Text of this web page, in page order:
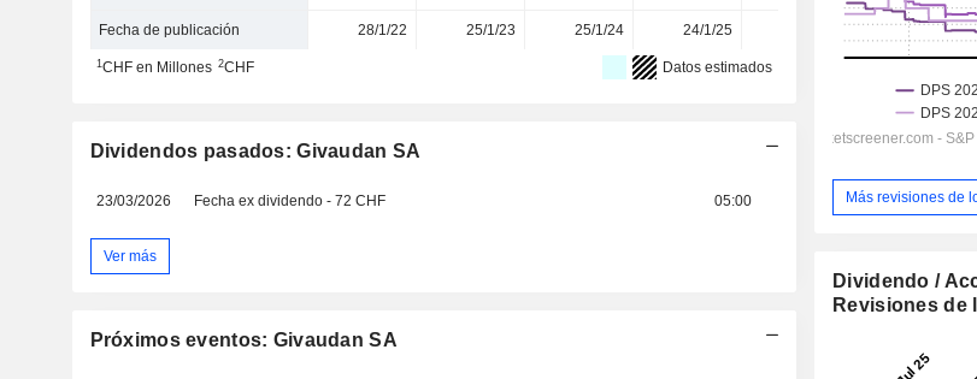
Fecha de publicación 28/1/22 25/1/23 25/1/24 24/1/25 -
1CHF en Millones 2CHF Datos estimados
Dividendos pasados: Givaudan SA
23/03/2026 Fecha ex dividendo - 72 CHF 05:00
Ver más
Próximos eventos: Givaudan SA
Más revisiones de
Dividendo /
Revisiones de